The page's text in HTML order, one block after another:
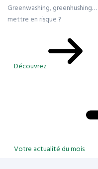
Greenwashing,
mettre en risque ?
Découvrez
Votre actualité du mois